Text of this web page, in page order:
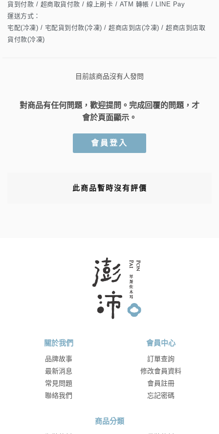
貨到付款 / 超商取貨付款 / 線上刷卡 / ATM 轉帳 / LINE Pay
運送方式：
宅配(冷凍) / 宅配貨到付款(冷凍) / 超商店到店(冷凍) / 超商店到店取
貨付款(冷凍)
目前該商品沒有人發問
對商品有任何問題，歡迎提問。完成回覆的問題，才
會於頁面顯示。
會員登入
此商品暫時沒有評價
關於我們
品牌故事
最新消息
常見問題
聯絡我們
會員中心
訂單查詢
修改會員資料
會員註冊
忘記密碼
商品分類